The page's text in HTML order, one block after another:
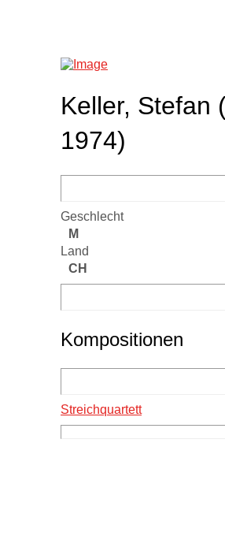
Keller, Stefan
1974)
Geschlecht
M
Land
CH
Kompositionen
Streichquartett